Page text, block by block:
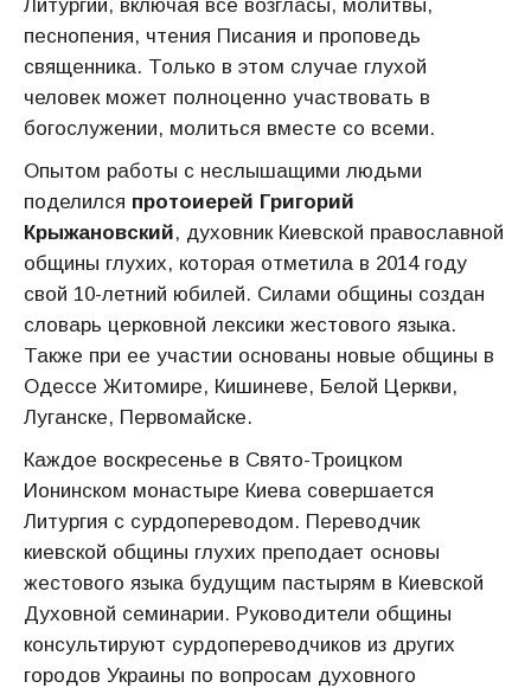
Литургии, включая все возгласы, молитвы,
песнопения, чтения Писания и проповедь
священника. Только в этом случае глухой
человек может полноценно участвовать в
богослужении, молиться вместе со всеми.
Опытом работы с неслышащими людьми
поделился протоиерей Григорий
Крыжановский, духовник Киевской православной
общины глухих, которая отметила в 2014 году
свой 10-летний юбилей. Силами общины создан
словарь церковной лексики жестового языка.
Также при ее участии основаны новые общины в
Одессе Житомире, Кишиневе, Белой Церкви,
Луганске, Первомайске.
Каждое воскресенье в Свято-Троицком
Ионинском монастыре Киева совершается
Литургия с сурдопереводом. Переводчик
киевской общины глухих преподает основы
жестового языка будущим пастырям в Киевской
Духовной семинарии. Руководители общины
консультируют сурдопереводчиков из других
городов Украины по вопросам духовного